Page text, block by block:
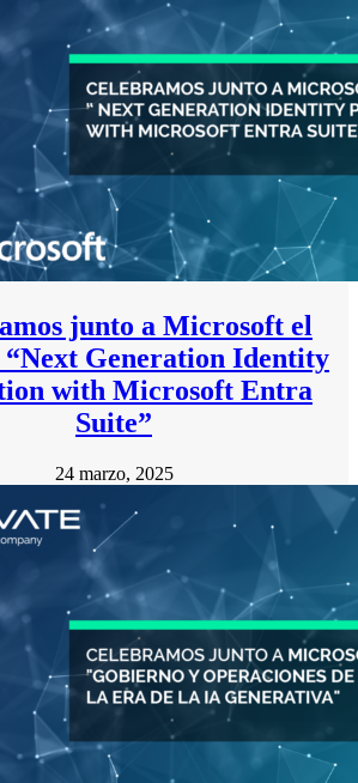
junto a Microsoft el
Generation Identity
with Microsoft Entra
Suite”
24 marzo, 2025